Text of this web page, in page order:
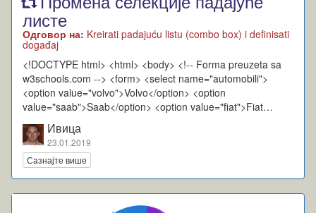
листе
Одговор на: Kreirati padajuću listu (combo box) i definisati
događaj
<!DOCTYPE html> <html> <body> <!-- Forma preuzeta sa
w3schools.com --> <form> <select name="automobili">
<option value="volvo">Volvo</option> <option
value="saab">Saab</option> <option value="fiat">Fiat…
Ивица
23.01.2019
Сазнајте више